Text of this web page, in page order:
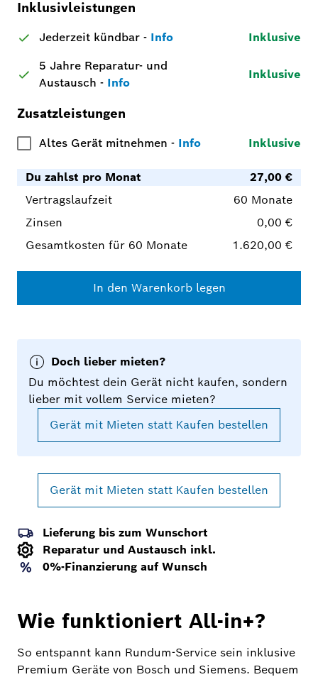
Inklusivleistungen
Jederzeit kündbar- Info
Inklusive
5 Jahre Reparatur- und
Austausch - Info
Inklusive
Zusatzleistungen
Altes Gerät mitnehmen - Info Inklusive
Du zahlst pro Monat
27,00 €
Vertragslaufzeit
60 Monate
Zinsen
0,00 €
Gesamtkosten für 60 Monate
1.620,00 €
In den Warenkorb legen
Doch lieber mieten?
Du möchtest dein Gerät nicht kaufen, sondern
lieber mit vollem Service mieten?
Gerät mit Mieten statt Kaufen bestellen
Gerät mit Mieten statt Kaufen bestellen
Lieferung bis zum Wunschort
Reparatur und Austausch inkl.
0%-Finanzierung auf Wunsch
Wie funktioniert All-in+?
So entspannt kann Rundum-Service sein inklusive
Premium Geräte von Bosch und Siemens. Bequem